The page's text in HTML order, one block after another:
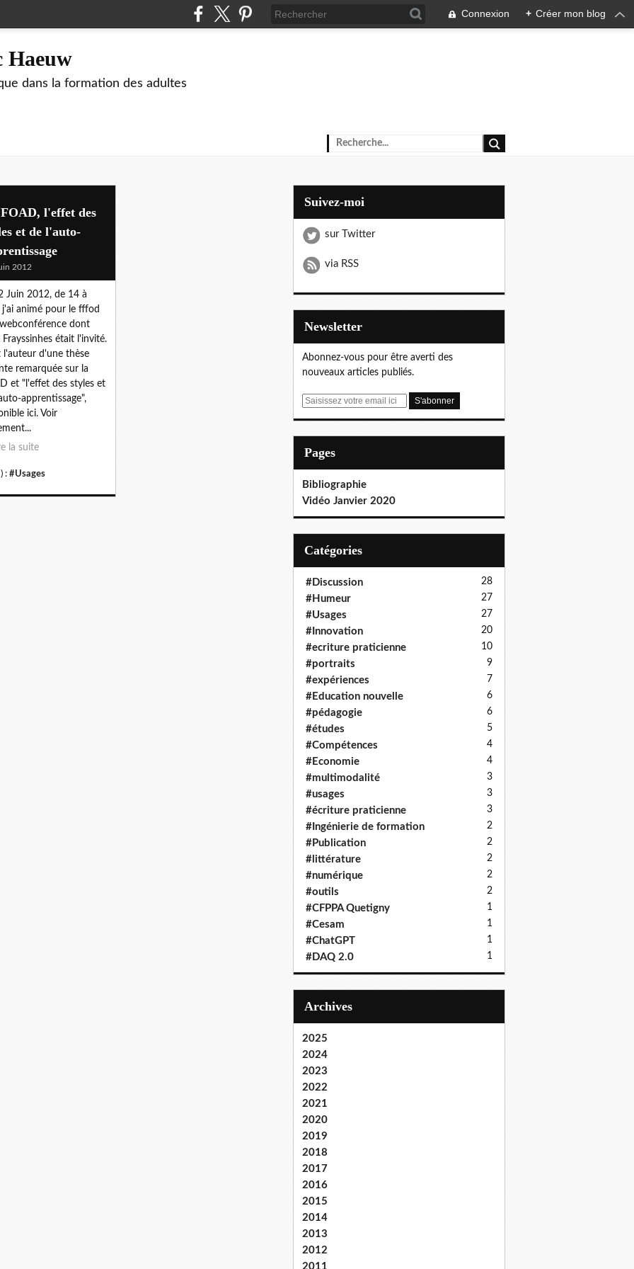
Connexion + Créer mon blog
Haeuw
dans la formation des adultes
l'effet des
et de l'auto-
2012
Juin 2012, de 14 à
j'ai animé pour le fffod
dont
Frayssinhes était l'invité.
l'auteur d'une thèse
remarquée sur la
et "l'effet des styles et
apprentissage",
ici. Voir
la suite
: #Usages
Suivez-moi
sur Twitter
via RSS
Newsletter
Abonnez-vous pour être averti des
nouveaux articles publiés.
E
Pages
Bibliographie
Vidéo Janvier 2020
Catégories
#Discussion 28
#Humeur 27
#Usages 27
#Innovation 20
#ecriture praticienne 10
#portraits 9
#expériences 7
#Education nouvelle 6
#pédagogie 6
#études 5
#Compétences 4
#Economie 4
#multimodalité 3
#usages 3
#écriture praticienne 3
#Ingénierie de formation 2
#Publication 2
#littérature 2
#numérique 2
#outils 2
#CFPPA Quetigny 1
#Cesam 1
#ChatGPT 1
#DAQ 2.0 1
Archives
2025
2024
2023
2022
2021
2020
2019
2018
2017
2016
2015
2014
2013
2012
2011